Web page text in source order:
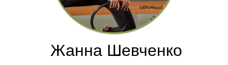
Жанна Шевченко